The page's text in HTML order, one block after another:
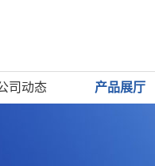
司动态 产品展厅